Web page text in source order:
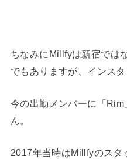
ちなみにMillfyは新宿では
でもありますが、インス
今の出勤メンバーに「
ん。
2017年当時はMillfyのスタ